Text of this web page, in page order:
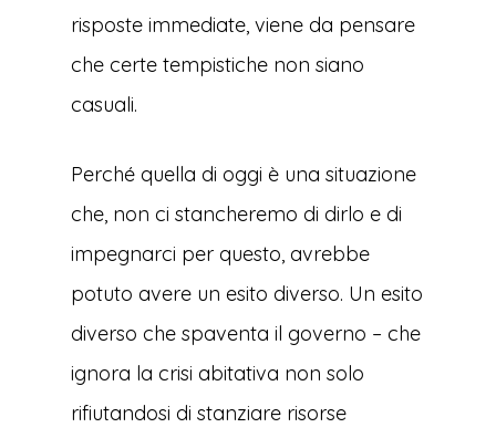
risposte immediate, viene da pensare
che certe tempistiche non siano
casuali.
Perché quella di oggi è una situazione
che, non ci stancheremo di dirlo e di
impegnarci per questo, avrebbe
potuto avere un esito diverso. Un esito
diverso che spaventa il governo – che
ignora la crisi abitativa non solo
rifiutandosi di stanziare risorse